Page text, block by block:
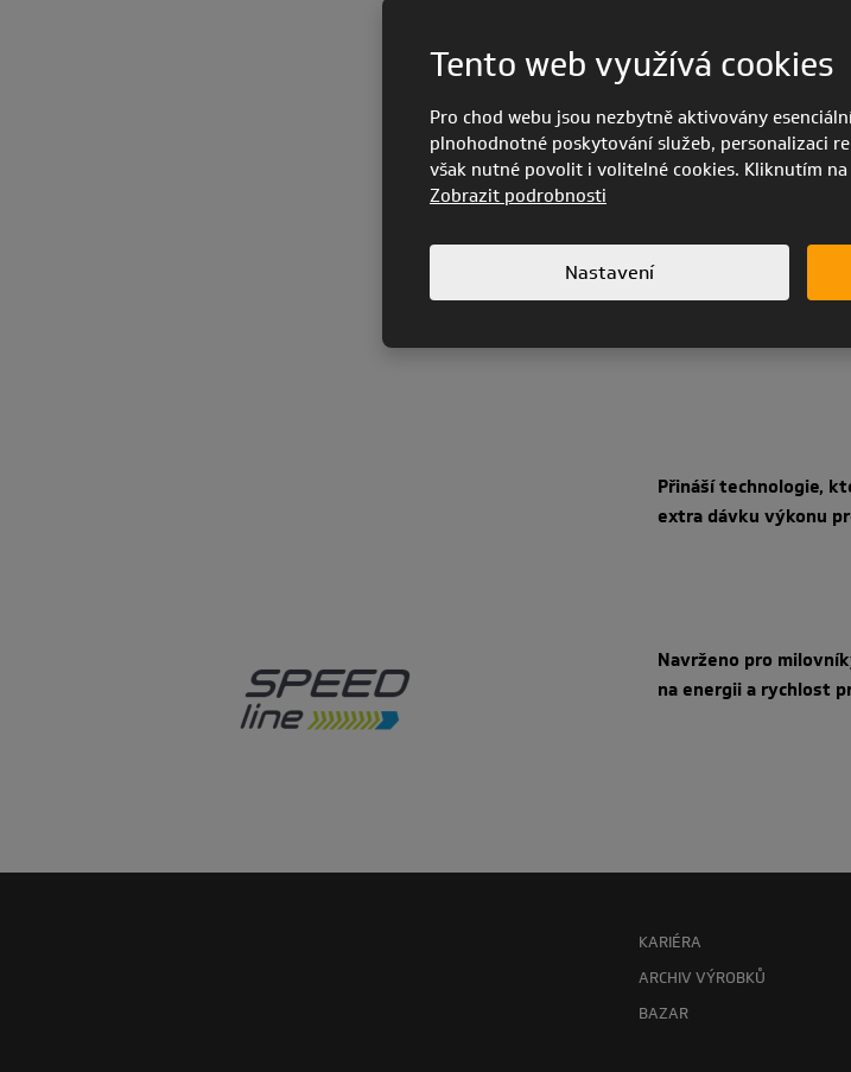
Kde se bezpečnost
Kde nejčistší
perfekcionisty,
Přináší technologie,
extra dávku výkonu
Navrženo pro
na energii a rychlost
KARIÉRA
ARCHIV VÝROBKŮ
BAZAR
Tento web využívá cookies
Pro chod webu jsou nezbytně aktivovány
plnohodnotné poskytování služeb, personalizaci
však nutné povolit i volitelné cookies. Kliknutím
Zobrazit podrobnosti
Nastavení